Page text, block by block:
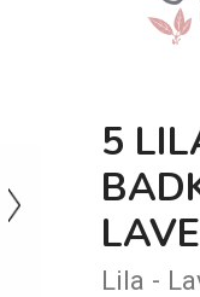
5
Lila -